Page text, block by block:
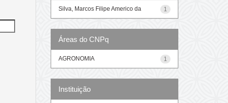
1
Silva, Marcos Filipe Americo da
Áreas do CNPq
1
AGRONOMIA
Instituição